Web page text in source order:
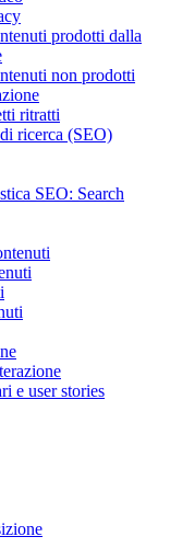
prodotti dalla
non prodotti
ritratti
ricerca (SEO)
SEO: Search
e user stories